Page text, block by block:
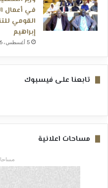
في أعمال
القومي
إبراهيم
5 أغسطس، 2026
تابعنا على فيسبوك
مساحات اعلانية